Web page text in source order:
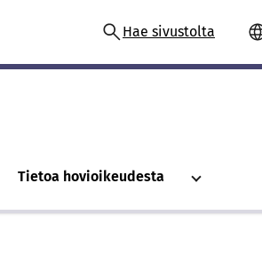
Hae sivustolta
Tietoa hovioikeudesta